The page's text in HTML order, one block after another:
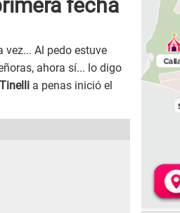
fecha
vez... Al pedo estuve
ahora sí... lo digo
a penas inició el